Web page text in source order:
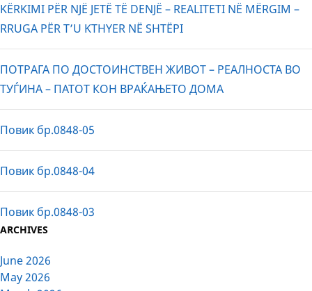
KËRKIMI PËR NJË JETË TË DENJË – REALITETI NË MËRGIM –
RRUGA PËR T’U KTHYER NË SHTËPI
ПОТРАГА ПО ДОСТОИНСТВЕН ЖИВОТ – РЕАЛНОСТА ВО
ТУЃИНА – ПАТОТ КОН ВРАЌАЊЕТО ДОМА
Повик бр.0848-05
Повик бр.0848-04
Повик бр.0848-03
ARCHIVES
June 2026
May 2026